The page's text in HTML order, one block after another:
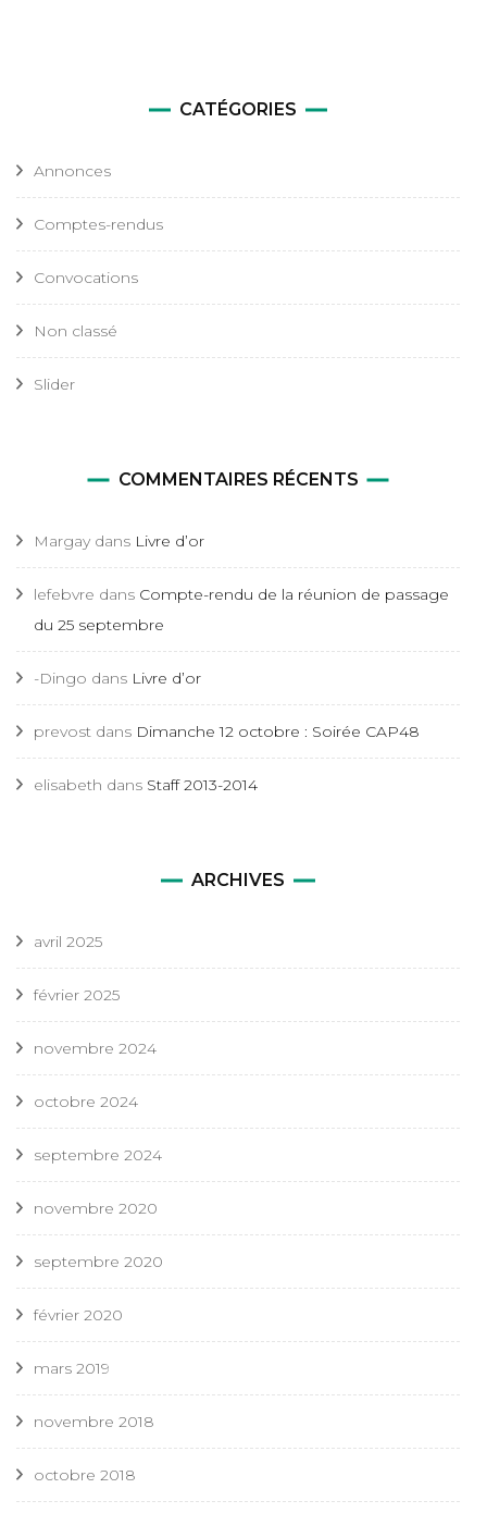
CATÉGORIES
Annonces
Comptes-rendus
Convocations
Non classé
Slider
COMMENTAIRES RÉCENTS
Margay dans Livre d’or
lefebvre dans Compte-rendu de la réunion de passage
du 25 septembre
-Dingo dans Livre d’or
prevost dans Dimanche 12 octobre : Soirée CAP48
elisabeth dans Staff 2013-2014
ARCHIVES
avril 2025
février 2025
novembre 2024
octobre 2024
septembre 2024
novembre 2020
septembre 2020
février 2020
mars 2019
novembre 2018
octobre 2018